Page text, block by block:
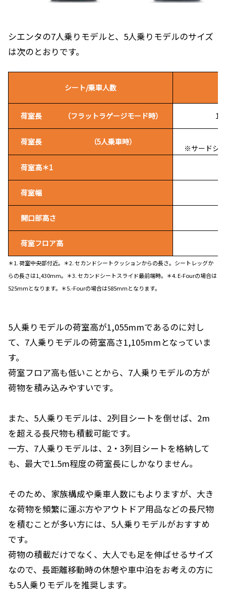
シエンタの7人乗りモデルと、5人乗りモデルのサイズ
は次のとおりです。
シート/乗車人数
3
荷室長 （フラットラゲージモード時）
荷室長 （5人乗車時）
※サードシ
荷室高＊1
荷室幅
開口部高さ
荷室フロア高
＊1. 荷室中央部付近。＊2. セカンドシートクッションからの長さ。シートレッグか
らの長さは1,430mm。＊3. セカンドシートスライド最前端時。＊4. E-Fourの場合は
525mmとなります。＊5.-Fourの場合は585mmとなります。
5人乗りモデルの荷室高が1,055mmであるのに対し
て、7人乗りモデルの荷室高さ1,105mmとなっていま
す。
荷室フロア高も低いことから、7人乗りモデルの方が
荷物を積み込みやすいです。
また、5人乗りモデルは、2列目シートを倒せば、2m
を超える長尺物も積載可能です。
一方、7人乗りモデルは、2・3列目シートを格納して
も、最大で1.5m程度の荷室長にしかなりません。
そのため、家族構成や乗車人数にもよりますが、大き
な荷物を頻繁に運ぶ方やアウトドア用品などの長尺物
を積むことが多い方には、5人乗りモデルがおすすめ
です。
荷物の積載だけでなく、大人でも足を伸ばせるサイズ
なので、長距離移動時の休憩や車中泊をお考えの方に
も5人乗りモデルを推奨します。